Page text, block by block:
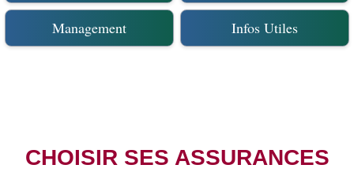
Management Infos Utiles
CHOISIR SES ASSURANCES